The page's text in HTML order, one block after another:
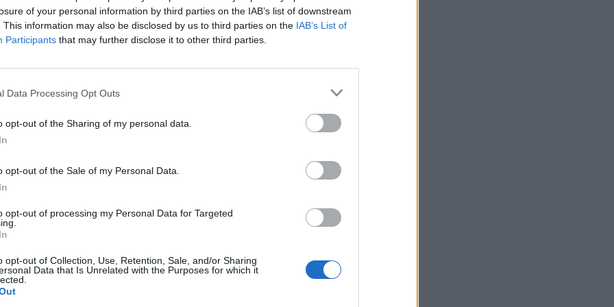
of your personal information by third parties on the IAB’s list of downstream
This information may also be disclosed by us to third parties on the IAB’s List of
Participants that may further disclose it to other third parties.
Data Processing Opt Outs
opt-out of the Sharing of my personal data.
opt-out of the Sale of my Personal Data.
opt-out of processing my Personal Data for Targeted
opt-out of Collection, Use, Retention, Sale, and/or Sharing
Data that Is Unrelated with the Purposes for which it
από το Ιράν, το Αφγανιστάν και